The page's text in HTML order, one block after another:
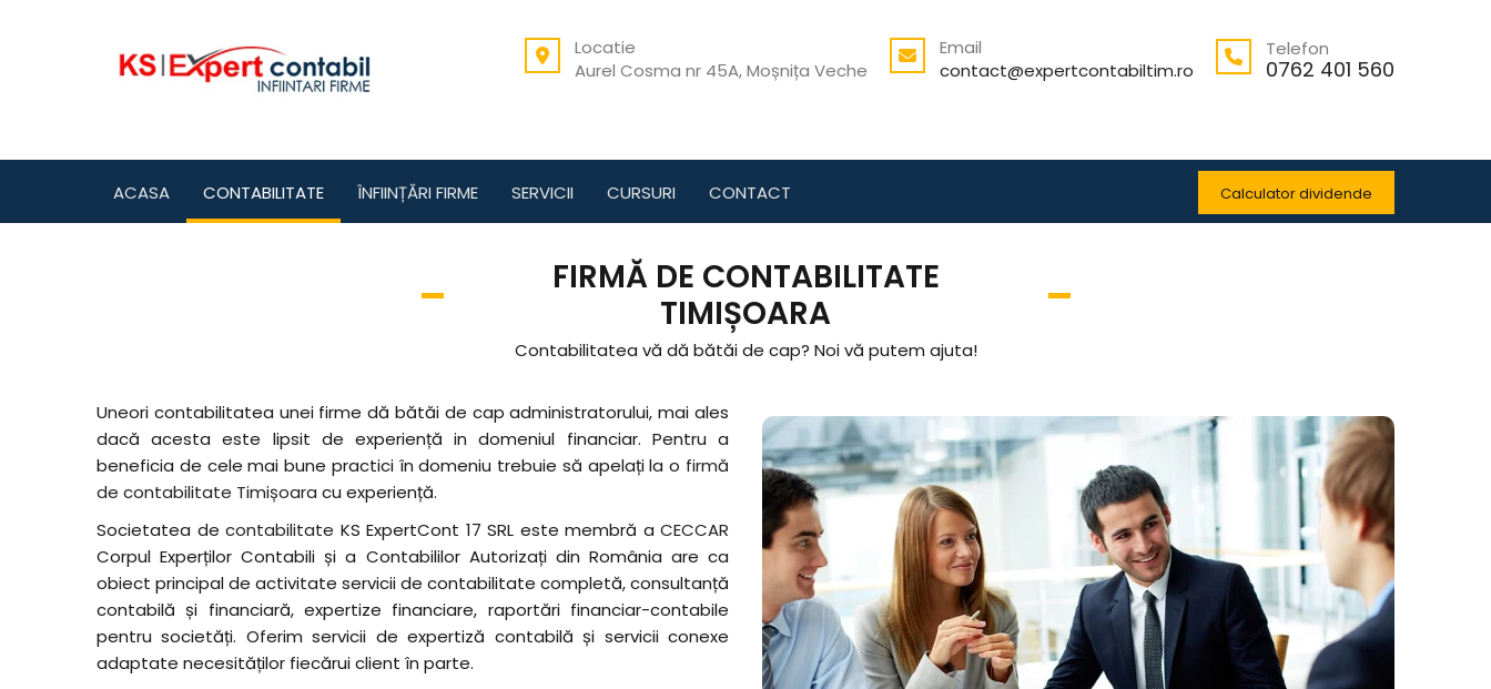
Locatie
Aurel Cosma nr 45A, Moșnița Veche
Email
contact@expertcontabiltim.ro
Telefon
0762 401 560
ACASA CONTABILITATE ÎNFIINȚĂRI FIRME SERVICII CURSURI CONTACT Calculator dividende
FIRMĂ DE CONTABILITATE
TIMIȘOARA
Contabilitatea vă dă bătăi de cap? Noi vă putem ajuta!
Uneori contabilitatea unei firme dă bătăi de cap administratorului, mai ales
dacă acesta este lipsit de experiență in domeniul financiar. Pentru a
beneficia de cele mai bune practici în domeniu trebuie să apelați la o firmă
de contabilitate Timișoara cu experiență.
Societatea de contabilitate KS ExpertCont 17 SRL este membră a CECCAR
Corpul Experților Contabili și a Contabililor Autorizați din România are ca
obiect principal de activitate servicii de contabilitate completă, consultanță
contabilă și financiară, expertize financiare, raportări financiar-contabile
pentru societăți. Oferim servicii de expertiză contabilă și servicii conexe
adaptate necesităților fiecărui client în parte.